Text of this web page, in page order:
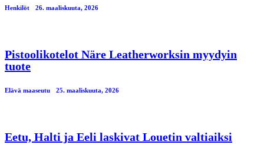
Henkilöt 26. maaliskuuta, 2026
Pistoolikotelot Näre Leatherworksin myydyin
tuote
Elävä maaseutu 25. maaliskuuta, 2026
Eetu, Halti ja Eeli laskivat Louetin valtiaiksi